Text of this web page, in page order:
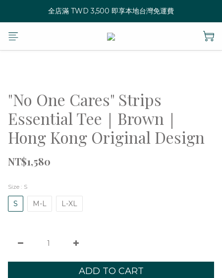
全店滿 TWD 3,500 即享本地台灣免運費
"No One Cares" Strips
Essential Tee｜Brown｜
Hong Kong Original Design
NT$1,580
Size : S
S M-L L-XL
ADD TO CART